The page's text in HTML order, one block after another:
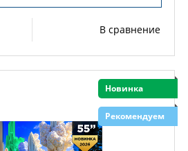
В сравнение
Новинка
Рекомендуем